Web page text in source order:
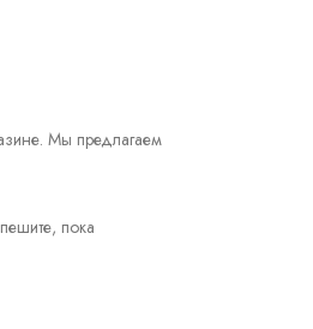
Мы предлагаем
пока